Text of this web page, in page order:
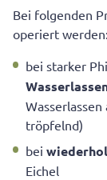
Bei folgenden
operiert werden:
bei starker
tröpfelnd)
bei
Eichel